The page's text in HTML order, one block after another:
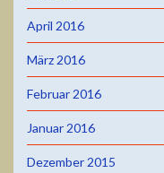
April 2016
März 2016
Februar 2016
Januar 2016
Dezember 2015